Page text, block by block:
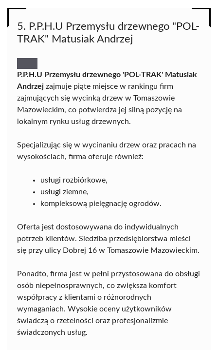
5. P.P.H.U Przemysłu drzewnego "POL-
TRAK" Matusiak Andrzej
P.P.H.U Przemysłu drzewnego 'POL-TRAK' Matusiak
Andrzej zajmuje piąte miejsce w rankingu firm
zajmujących się wycinką drzew w Tomaszowie
Mazowieckim, co potwierdza jej silną pozycję na
lokalnym rynku usług drzewnych.
Specjalizując się w wycinaniu drzew oraz pracach na
wysokościach, firma oferuje również:
usługi rozbiórkowe,
usługi ziemne,
kompleksową pielęgnację ogrodów.
Oferta jest dostosowywana do indywidualnych
potrzeb klientów. Siedziba przedsiębiorstwa mieści
się przy ulicy Dobrej 16 w Tomaszowie Mazowieckim.
Ponadto, firma jest w pełni przystosowana do obsługi
osób niepełnosprawnych, co zwiększa komfort
współpracy z klientami o różnorodnych
wymaganiach. Wysokie oceny użytkowników
świadczą o rzetelności oraz profesjonalizmie
świadczonych usług.